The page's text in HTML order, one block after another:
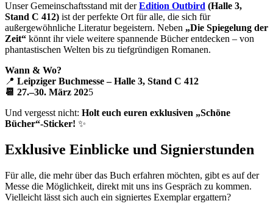
Unser Gemeinschaftsstand mit derEdition Outbird (Halle 3,
Stand C 412) ist der perfekte Ort für alle, die sich für
außergewöhnliche Literatur begeistern. Neben „Die Spiegelung der
Zeit“ könnt ihr viele weitere spannende Bücher entdecken – von
phantastischen Welten bis zu tiefgründigen Romanen.
Wann & Wo?
📍 Leipziger Buchmesse – Halle 3, Stand C 412
📆 27.–30. März 2025
Und vergesst nicht: Holt euch euren exklusiven „Schöne
Bücher“-Sticker! ✨
Exklusive Einblicke und Signierstunden
Für alle, die mehr über das Buch erfahren möchten, gibt es auf der
Messe die Möglichkeit, direkt mit uns ins Gespräch zu kommen.
Vielleicht lässt sich auch ein signiertes Exemplar ergattern?